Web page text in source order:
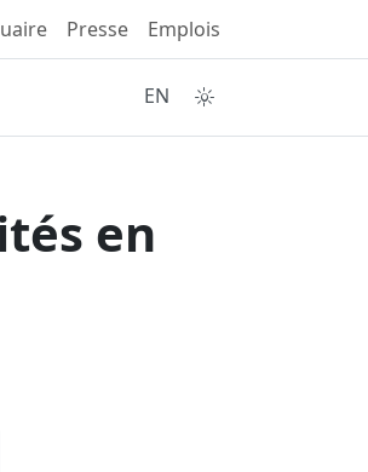
Presse Emplois
EN
en